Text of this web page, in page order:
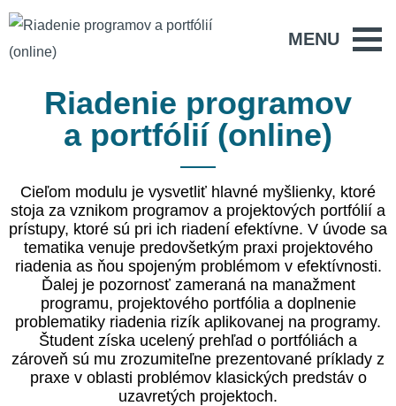
MENU
Riadenie programov
a portfólií (online)
Cieľom modulu je vysvetliť hlavné myšlienky, ktoré
stoja za vznikom programov a projektových portfólií a
prístupy, ktoré sú pri ich riadení efektívne. V úvode sa
tematika venuje predovšetkým praxi projektového
riadenia as ňou spojeným problémom v efektívnosti.
Ďalej je pozornosť zameraná na manažment
programu, projektového portfólia a doplnenie
problematiky riadenia rizík aplikovanej na programy.
Študent získa ucelený prehľad o portfóliách a
zároveň sú mu zrozumiteľne prezentované príklady z
praxe v oblasti problémov klasických predstáv o
uzavretých projektoch.